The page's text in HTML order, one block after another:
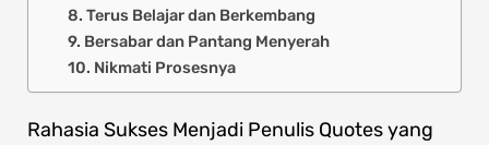
8. Terus Belajar dan Berkembang
9. Bersabar dan Pantang Menyerah
10. Nikmati Prosesnya
Rahasia Sukses Menjadi Penulis Quotes yang